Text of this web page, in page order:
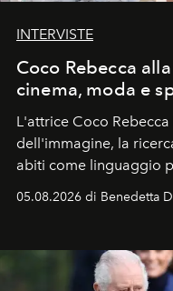
INTERVISTE
Coco Rebecca
cinema, moda e
L'attrice Coco
dell'immagine, la
abiti come linguaggio
05.08.2026 di Benedetta